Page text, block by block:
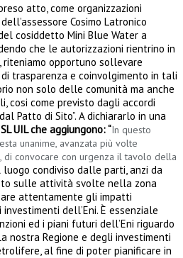
atto, come organizzazioni
Cosimo Latronico
cosiddetto Mini Blue Water a
che le autorizzazioni rientrino in
riteniamo opportuno sollevare
trasparenza e coinvolgimento in tali
non solo delle comunità ma anche
cosi come previsto dagli accordi
Patto di Sito”. A dichiararlo in una
UIL che aggiungono: “In questo
unanime, avanzata più volte
di convocare con urgenza il tavolo della
luogo condiviso dalle parti, anzi da
sulle attività svolte nella zona
attentamente gli impatti
dell’Eni. È essenziale
ed i piani futuri dell’Eni riguardo
nostra Regione e degli investimenti
al fine di poter pianificare in